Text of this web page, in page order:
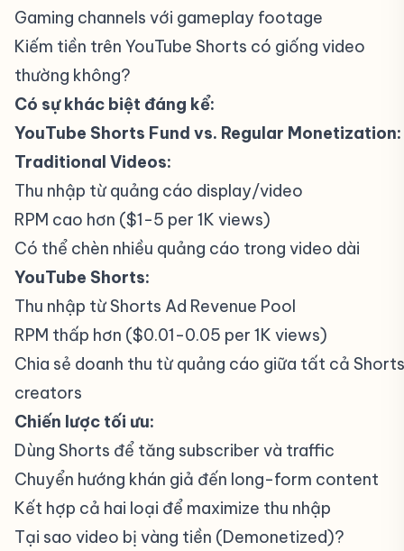
Gaming channels với gameplay footage
Kiếm tiền trên YouTube Shorts có giống video
thường không?
Có sự khác biệt đáng kể:
YouTube Shorts Fund vs. Regular Monetization:
Traditional Videos:
Thu nhập từ quảng cáo display/video
RPM cao hơn ($1-5 per 1K views)
Có thể chèn nhiều quảng cáo trong video dài
YouTube Shorts:
Thu nhập từ Shorts Ad Revenue Pool
RPM thấp hơn ($0.01-0.05 per 1K views)
Chia sẻ doanh thu từ quảng cáo giữa tất cả Shorts
creators
Chiến lược tối ưu:
Dùng Shorts để tăng subscriber và traffic
Chuyển hướng khán giả đến long-form content
Kết hợp cả hai loại để maximize thu nhập
Tại sao video bị vàng tiền (Demonetized)?